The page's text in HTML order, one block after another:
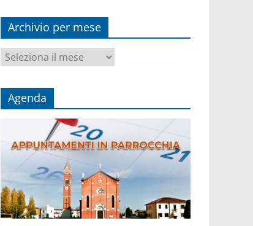
Archivio per mese
Archivio
per
Agenda